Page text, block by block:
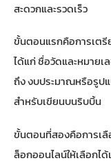
สะดวกและรวดเร็ว
ขั้นตอนแรกคือการเต
ได้แก่ ชื่อวัดและหมายเ
ถึง งบประมาณหรือรูป
สำหรับเขียนบนริบบิ้น
ขั้นตอนที่สองคือการเ
ล็อกออนไลน์ให้เลือกไ